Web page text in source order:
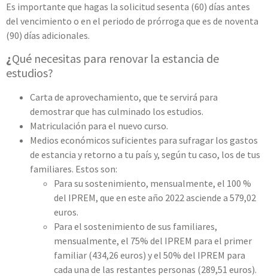
Es importante que hagas la solicitud sesenta (60) días antes
del vencimiento o en el periodo de prórroga que es de noventa
(90) días adicionales.
¿Qué necesitas para renovar la estancia de
estudios?
Carta de aprovechamiento, que te servirá para
demostrar que has culminado los estudios.
Matriculación para el nuevo curso.
Medios económicos suficientes para sufragar los gastos
de estancia y retorno a tu país y, según tu caso, los de tus
familiares. Estos son:
Para su sostenimiento, mensualmente, el 100 %
del IPREM, que en este año 2022 asciende a 579,02
euros.
Para el sostenimiento de sus familiares,
mensualmente, el 75% del IPREM para el primer
familiar (434,26 euros) y el 50% del IPREM para
cada una de las restantes personas (289,51 euros).